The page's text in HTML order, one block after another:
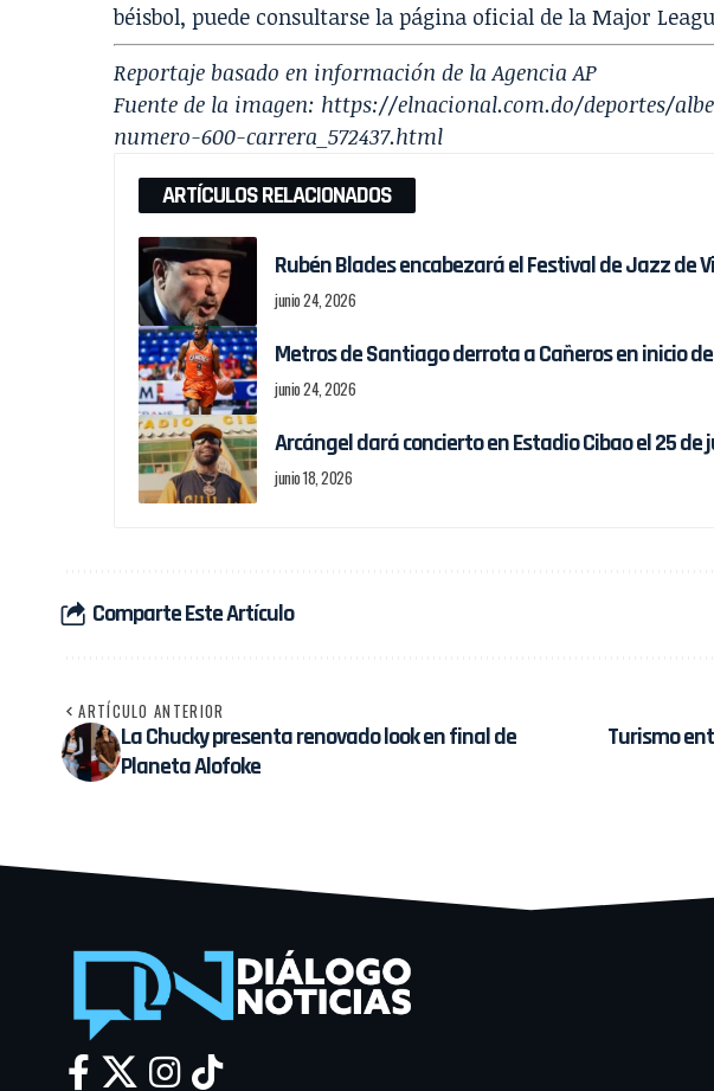
béisbol, puede consultarse la página oficial de laMajor
Reportaje basado en información de la Agencia AP
Fuente de la imagen: https://elnacional.com.do/deportes/
numero-600-carrera_572437.html
ARTÍCULOS RELACIONADOS
Rubén Blades encabezará el Festival de Jazz de
junio 24, 2026
Metros de Santiago derrota a Cañeros en inicio
junio 24, 2026
Arcángel dará concierto en Estadio Cibao el 25 de
junio 18, 2026
Comparte Este Artículo
ARTÍCULO ANTERIOR
La Chucky presenta renovado look en final de
Planeta Alofoke
Turismo